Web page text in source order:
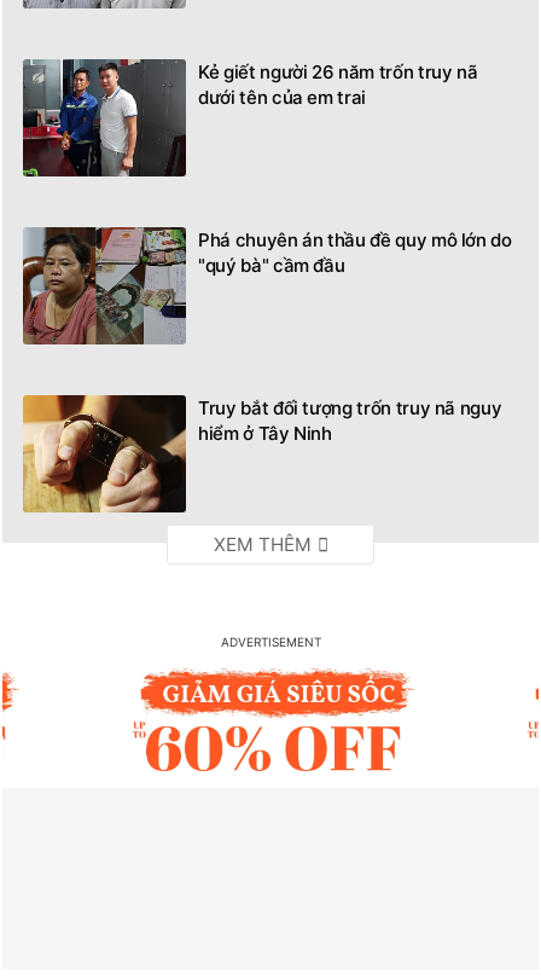
Kẻ giết người 26 năm trốn truy nã
dưới tên của em trai
Phá chuyên án thầu đề quy mô lớn do
"quý bà" cầm đầu
Truy bắt đối tượng trốn truy nã nguy
hiểm ở Tây Ninh